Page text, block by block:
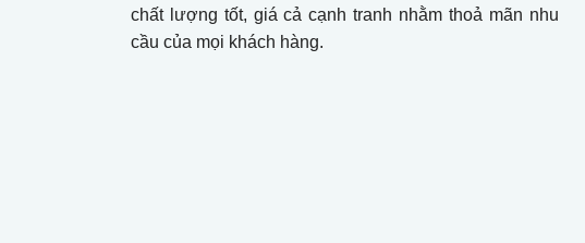
chất lượng tốt, giá cả cạnh tranh nhằm thoả mãn nhu
cầu của mọi khách hàng.